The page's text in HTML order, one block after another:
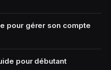
pour gérer son compte
pour débutant